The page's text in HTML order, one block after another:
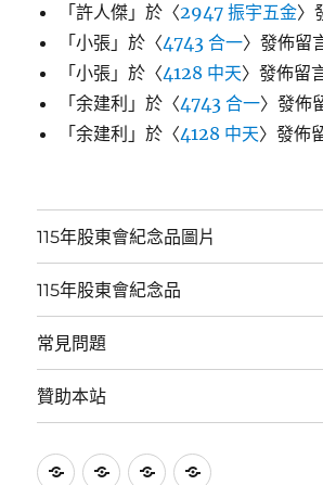
「許人傑 」於〈2947 振宇五金〉
「小張 」於〈4743 合一〉發佈留
「小張 」於〈4128 中天〉發佈留
「余建利 」於〈4743 合一〉發佈
「余建利 」於〈4128 中天〉發佈
115年股東會紀念品圖片
115年股東會紀念品
常見問題
贊助本站
115 115 常 贊